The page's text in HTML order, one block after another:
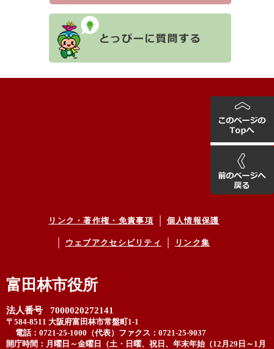
リンク・著作権・免責事項 個人情報保護
ウェブアクセシビリティ リンク集
富田林市役所
法人番号 7000020272141
〒584-8511 大阪府富田林市常盤町1-1
電話：0721-25-1000（代表） ファクス：0721-25-9037
開庁時間：月曜日～金曜日（土・日曜、祝日、年末年始（12月29日～1月